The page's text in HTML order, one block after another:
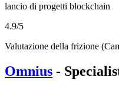
lancio di progetti blockchain
4.9/5
Valutazione della frizione
Omnius -